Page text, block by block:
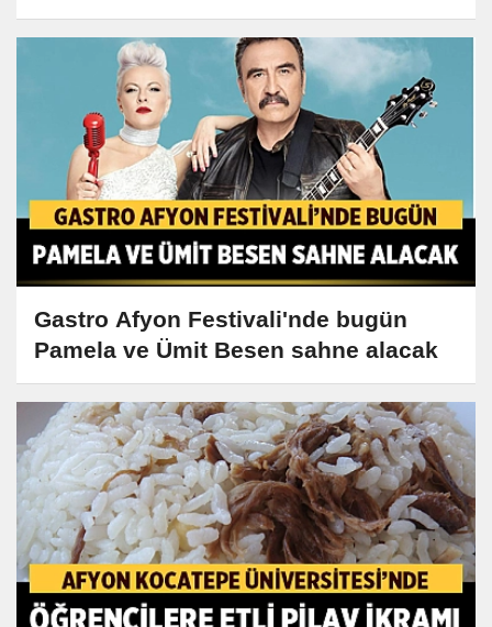
Gastro Afyon Festivali'nde bugün
Pamela ve Ümit Besen sahne alacak